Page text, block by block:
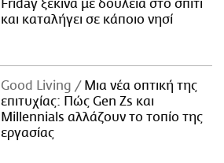
Friday ξεκινά με δουλειά στο σπίτι
και καταλήγει σε κάποιο νησί
Good Living
Μια νέα οπτική της
επιτυχίας: Πώς Gen Zs και
Millennials αλλάζουν το τοπίο της
εργασίας